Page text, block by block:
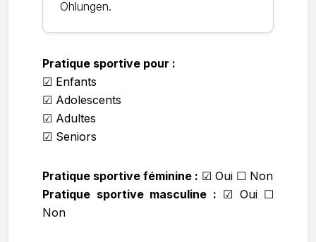
Ohlungen.
Pratique sportive pour :
☑ Enfants
☑ Adolescents
☑ Adultes
☑ Seniors
Pratique sportive féminine : ☑ Oui ☐ Non
Pratique sportive masculine : ☑ Oui ☐
Non